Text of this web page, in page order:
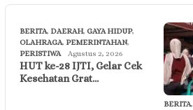
BERITA, DAERAH, GAYA HIDUP,
OLAHRAGA, PEMERINTAHAN,
PERISTIWA
Agustus 2, 2026
HUT ke-28 IJTI, Gelar Cek
Kesehatan Grat…
BERITA,